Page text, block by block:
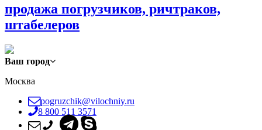
продажа погрузчиков, ричтраков,
штабелеров
Ваш город
Москва
pogruzchik@vilochniy.ru
8 800 511 3571